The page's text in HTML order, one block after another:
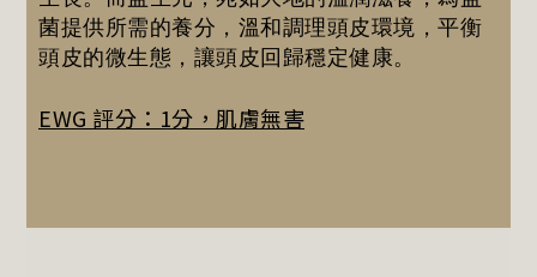
菌提供所需的養分，溫和調理頭皮環境，平衡
頭皮的微生態，讓頭皮回歸穩定健康。
EWG 評分：1分，肌膚無害